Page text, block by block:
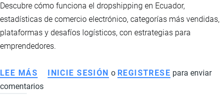
Descubre cómo funciona el dropshipping en Ecuador,
estadísticas de comercio electrónico, categorías más vendidas,
plataformas y desafíos logísticos, con estrategias para
emprendedores.
LEE MÁS SOBRE
DROPSHIPPING
INICIE SESIÓN o REGISTRESE para enviar
comentarios